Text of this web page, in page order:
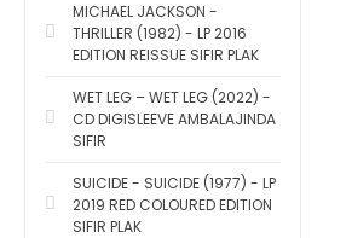
MICHAEL JACKSON -
THRILLER (1982) - LP 2016
EDITION REISSUE SIFIR PLAK
WET LEG – WET LEG (2022) -
CD DIGISLEEVE AMBALAJINDA
SIFIR
SUICIDE - SUICIDE (1977) - LP
2019 RED COLOURED EDITION
SIFIR PLAK